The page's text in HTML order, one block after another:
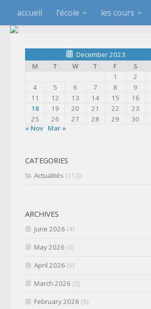
accueil l’école les cours
December 2023
M
T W T F S
1
2
4
5 6 7 8 9
11
12 13 14 15 16
18
19 20 21 22 23
25
26 27 28 29 30
« Nov Mar »
CATEGORIES
Actualités (113)
ARCHIVES
June 2026 (4)
May 2026 (3)
April 2026 (6)
March 2026 (5)
February 2026 (5)